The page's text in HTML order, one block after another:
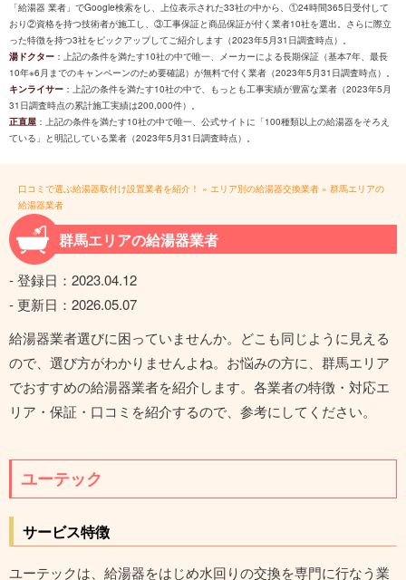
「給湯器 業者」でGoogle検索をし、上位表示された33社の中から、①24時間365日受付して
おり②資格を持つ技術者が施工し、③工事保証と商品保証が付く業者10社を選出。さらに際立
った特徴を持つ3社をピックアップしてご紹介します（2023年5月31日調査時点）。
湯ドクター ：上記の条件を満たす10社の中で唯一、メーカーによる長期保証（基本7年、最長
10年※6月までのキャンペーンのため要確認）が無料で付く業者（2023年5月31日調査時点）。
キンライサー ：上記の条件を満たす10社の中で、もっとも工事実績が豊富な業者（2023年5月
31日調査時点の累計施工実績は200,000件）。
正直屋 ：上記の条件を満たす10社の中で唯一、公式サイトに「100種類以上の給湯器をそろえ
ている」と明記している業者（2023年5月31日調査時点）。
口コミで選ぶ給湯器取付け設置業者を紹介！ » エリア別の給湯器交換業者 » 群馬エリアの
給湯器業者
群馬エリアの給湯器業者
- 登録日： 2023.04.12
- 更新日： 2026.05.07
給湯器業者選びに困っていませんか。どこも同じように見える
ので、選び方がわかりませんよね。お悩みの方に、群馬エリア
でおすすめの給湯器業者を紹介します。各業者の特徴・対応エ
リア・保証・口コミを紹介するので、参考にしてください。
ユーテック
サービス特徴
ユーテックは、給湯器をはじめ水回りの交換を専門に行なう業